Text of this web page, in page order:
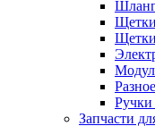
Щетки
Щетки
Ручки
Запчасти